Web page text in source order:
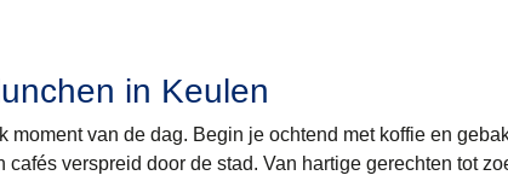
in Keulen
moment van de dag. Begin je ochtend met koffie en
verspreid door de stad. Van hartige gerechten tot